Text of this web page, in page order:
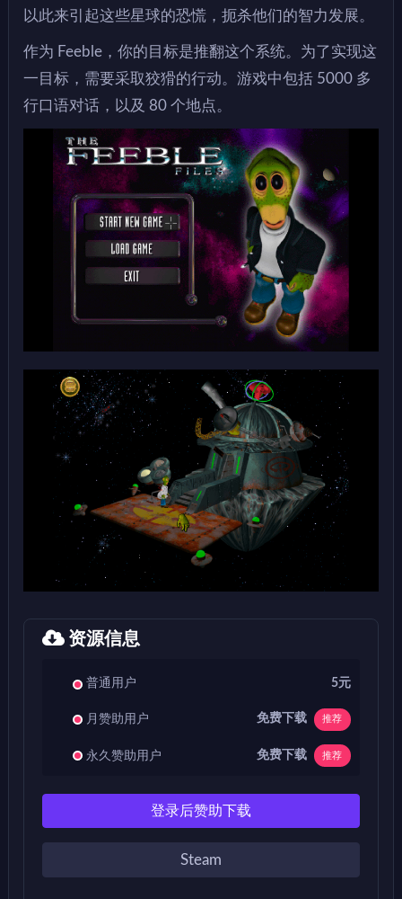
以此来引起这些星球的恐慌，扼杀他们的智力发展。
作为 Feeble，你的目标是推翻这个系统。为了实现这
一目标，需要采取狡猾的行动。游戏中包括 5000 多
行口语对话，以及 80 个地点。
资源信息
普通用户 5元
月赞助用户 免费下载 推荐
永久赞助用户 免费下载 推荐
登录后赞助下载
Steam